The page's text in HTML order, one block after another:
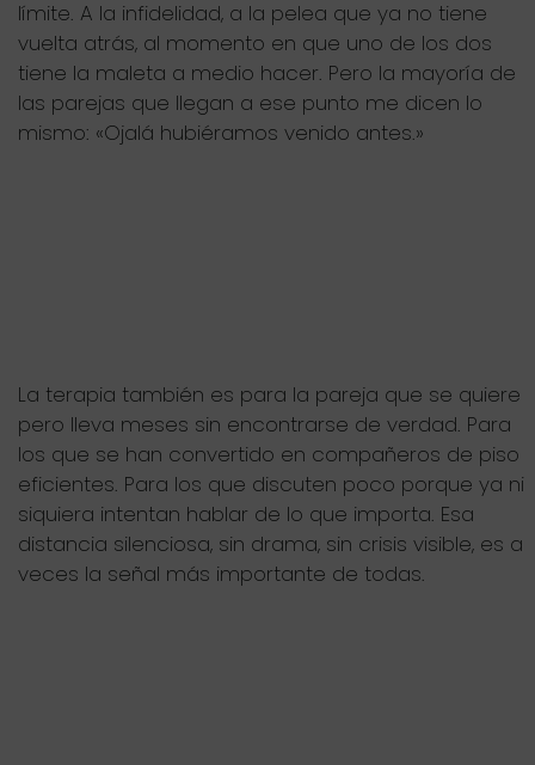
límite. A la infidelidad, a la pelea que ya no tiene
vuelta atrás, al momento en que uno de los dos
tiene la maleta a medio hacer. Pero la mayoría de
las parejas que llegan a ese punto me dicen lo
mismo: «Ojalá hubiéramos venido antes.»
La terapia también es para la pareja que se quiere
pero lleva meses sin encontrarse de verdad. Para
los que se han convertido en compañeros de piso
eficientes. Para los que discuten poco porque ya ni
siquiera intentan hablar de lo que importa. Esa
distancia silenciosa, sin drama, sin crisis visible, es a
veces la señal más importante de todas.